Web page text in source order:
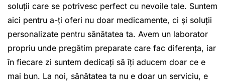
soluții care se potrivesc perfect cu nevoile tale. Suntem
aici pentru a-ți oferi nu doar medicamente, ci și soluții
personalizate pentru sănătatea ta. Avem un laborator
propriu unde pregătim preparate care fac diferența, iar
în fiecare zi suntem dedicați să îți aducem doar ce e
mai bun. La noi, sănătatea ta nu e doar un serviciu, e